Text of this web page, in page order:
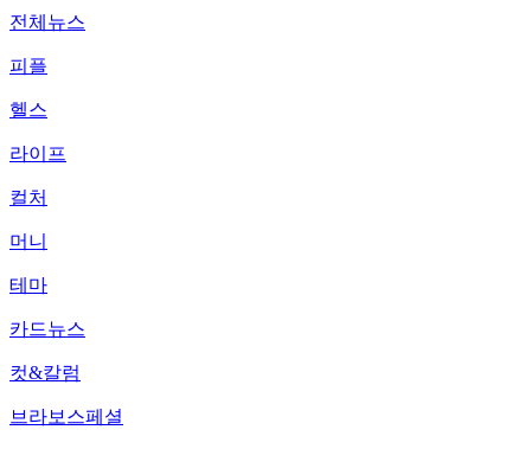
전체뉴스
피플
헬스
라이프
컬처
머니
테마
카드뉴스
컷&칼럼
브라보스페셜